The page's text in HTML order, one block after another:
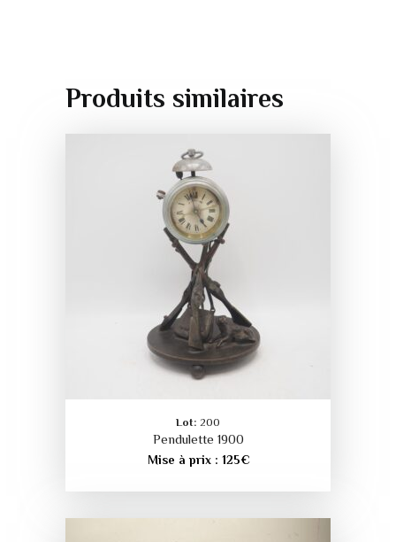
Produits similaires
Lot: 200
Pendulette 1900
Mise à prix : 125€